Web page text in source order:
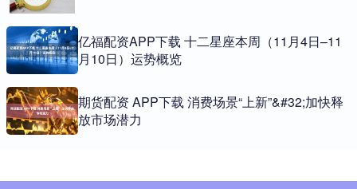
亿福配资APP下载 十二星座本周（11月4日–11
月10日）运势概览
期货配资 APP下载 消费场景“上新”&#32;加快释
放市场潜力